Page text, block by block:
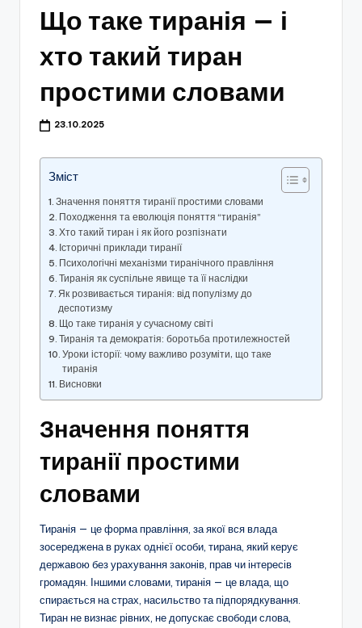
Що таке тиранія — і
хто такий тиран
простими словами
23.10.2025
Зміст
Значення поняття тиранії простими словами
Походження та еволюція поняття “тиранія”
Хто такий тиран і як його розпізнати
Історичні приклади тиранії
Психологічні механізми тиранічного правління
Тиранія як суспільне явище та її наслідки
Як розвивається тиранія: від популізму до
деспотизму
Що таке тиранія у сучасному світі
Тиранія та демократія: боротьба протилежностей
Уроки історії: чому важливо розуміти, що таке
тиранія
Висновки
Значення поняття
тиранії простими
словами
Тиранія — це форма правління, за якої вся влада
зосереджена в руках однієї особи, тирана, який керує
державою без урахування законів, прав чи інтересів
громадян. Іншими словами, тиранія — це влада, що
спирається на страх, насильство та підпорядкування.
Тиран не визнає рівних, не допускає свободи слова,